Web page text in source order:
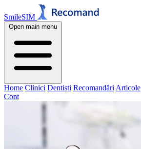
SmileSIM
Open main menu
Home Clinici Dentiști Recomandări Articole
Cont